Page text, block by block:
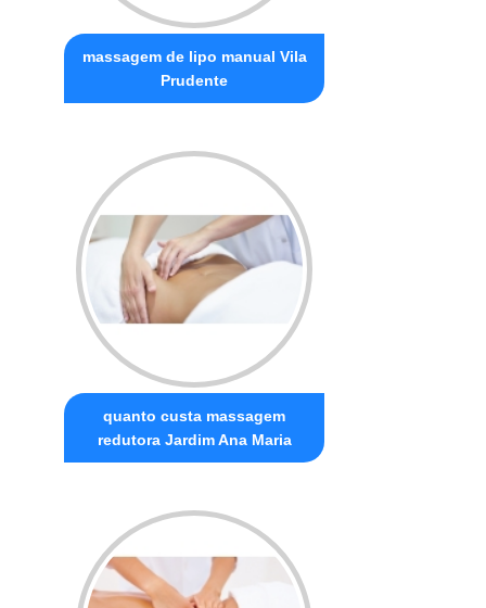
massagem de lipo manual Vila
Prudente
quanto custa massagem
redutora Jardim Ana Maria